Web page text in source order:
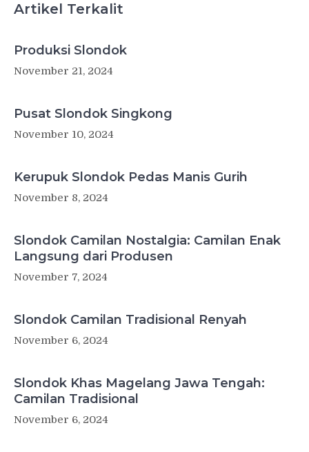
Artikel Terkalit
Produksi Slondok
November 21, 2024
Pusat Slondok Singkong
November 10, 2024
Kerupuk Slondok Pedas Manis Gurih
November 8, 2024
Slondok Camilan Nostalgia: Camilan Enak
Langsung dari Produsen
November 7, 2024
Slondok Camilan Tradisional Renyah
November 6, 2024
Slondok Khas Magelang Jawa Tengah:
Camilan Tradisional
November 6, 2024